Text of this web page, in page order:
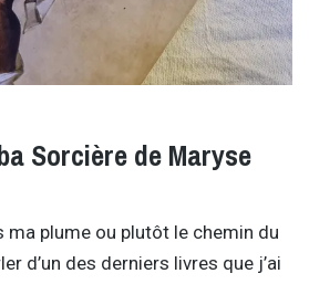
Sorcière de Maryse
ma plume ou plutôt le chemin du
d’un des derniers livres que j’ai